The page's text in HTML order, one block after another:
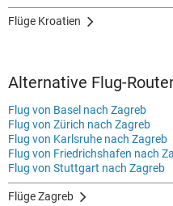
Flüge Kroatien
Alternative Flug-
Flug von Basel nach Zagreb
Flug von Zürich nach Zagreb
Flug von Karlsruhe nach Zagreb
Flug von Friedrichshafen nach
Flug von Stuttgart nach Zagreb
Flüge Zagreb